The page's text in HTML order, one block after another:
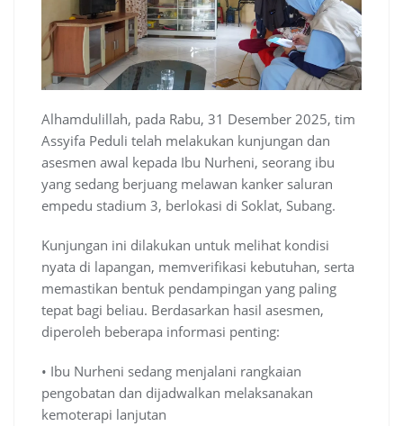
Alhamdulillah, pada Rabu, 31 Desember 2025, tim
Assyifa Peduli telah melakukan kunjungan dan
asesmen awal kepada Ibu Nurheni, seorang ibu
yang sedang berjuang melawan kanker saluran
empedu stadium 3, berlokasi di Soklat, Subang.
Kunjungan ini dilakukan untuk melihat kondisi
nyata di lapangan, memverifikasi kebutuhan, serta
memastikan bentuk pendampingan yang paling
tepat bagi beliau. Berdasarkan hasil asesmen,
diperoleh beberapa informasi penting:
• Ibu Nurheni sedang menjalani rangkaian
pengobatan dan dijadwalkan melaksanakan
kemoterapi lanjutan